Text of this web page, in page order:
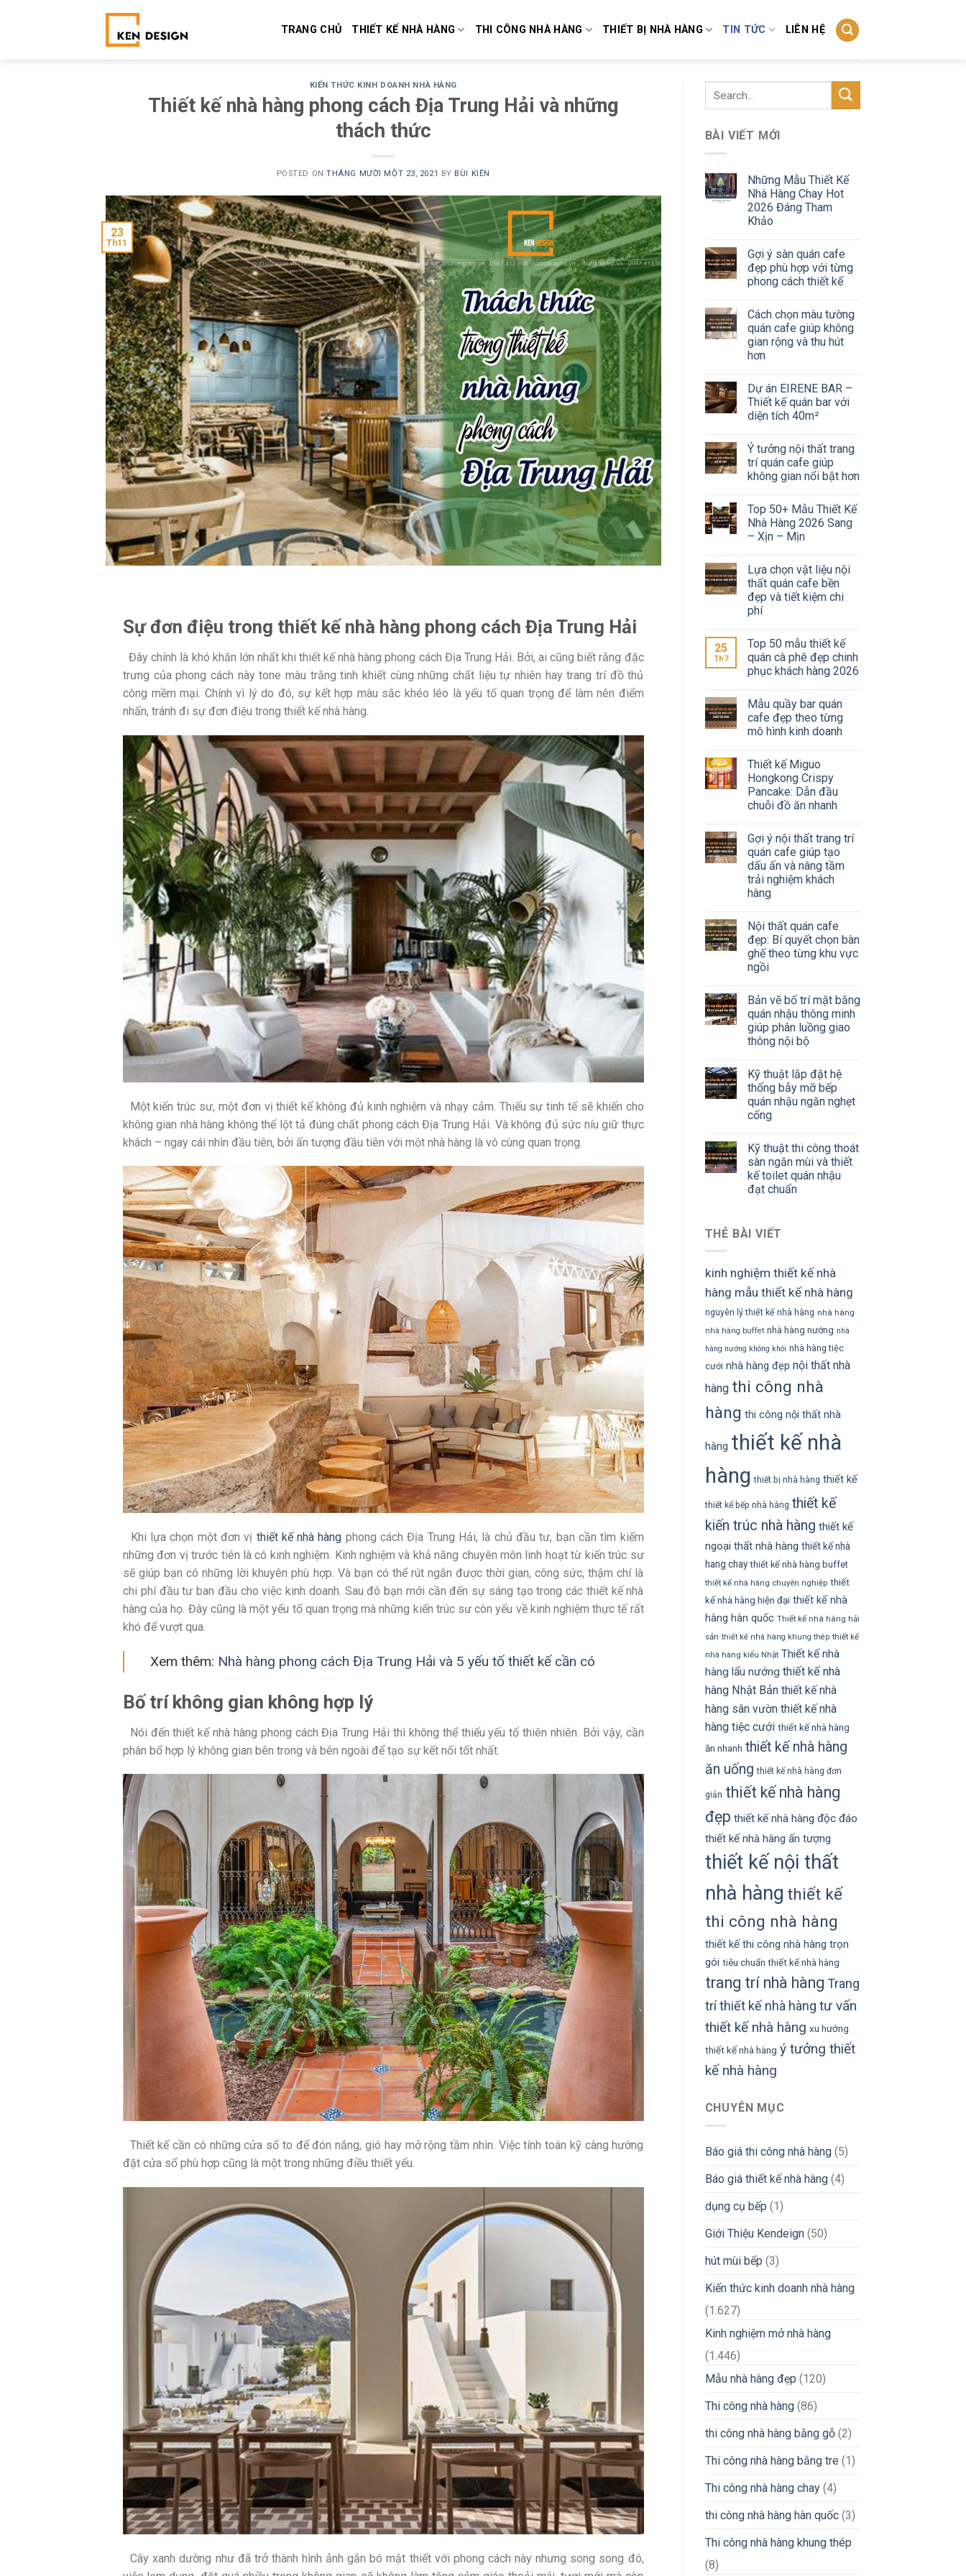
TRANG CHỦ THIẾT KẾ NHÀ HÀNG THI CÔNG NHÀ HÀNG THIẾT BỊ NHÀ HÀNG TIN TỨC LIÊN HỆ
KIẾN THỨC KINH DOANH NHÀ HÀNG
Thiết kế nhà hàng phong cách Địa Trung Hải và những
thách thức
POSTED ONTHÁNG MƯỜI MỘT 23, 2021 BY BÙI KIÊN
23
Th11
Sự đơn điệu trong thiết kế nhà hàng phong cách Địa Trung Hải
Đây chính là khó khăn lớn nhất khi thiết kế nhà hàng phong cách Địa Trung Hải. Bởi, ai cũng biết rằng đặc
trưng của phong cách này tone màu trắng tinh khiết cùng những chất liệu tự nhiên hay trang trí đồ thủ
công mềm mại. Chính vì lý do đó, sự kết hợp màu sắc khéo léo là yếu tố quan trọng để làm nên điểm
nhấn, tránh đi sự đơn điệu trong thiết kế nhà hàng.
Một kiến trúc sư, một đơn vị thiết kế không đủ kinh nghiệm và nhạy cảm. Thiếu sự tinh tế sẽ khiến cho
không gian nhà hàng không thể lột tả đúng chất phong cách Địa Trung Hải. Và không đủ sức níu giữ thực
khách – ngay cái nhìn đầu tiên, bởi ấn tượng đầu tiên với một nhà hàng là vô cùng quan trọng.
Khi lựa chọn một đơn vị thiết kế nhà hàng phong cách Địa Trung Hải, là chủ đầu tư, bạn cần tìm kiếm
những đơn vị trước tiên là có kinh nghiệm. Kinh nghiệm và khả năng chuyên môn linh hoạt từ kiến trúc sư
sẽ giúp bạn có những lời khuyên phù hợp. Và bạn có thể rút ngắn được thời gian, công sức, thậm chí là
chi phí đầu tư ban đầu cho việc kinh doanh. Sau đó bạn mới cần đến sự sáng tạo trong các thiết kế nhà
hàng của họ. Đây cũng là một yếu tố quan trọng mà những kiến trúc sư còn yếu về kinh nghiệm thực tế rất
khó để vượt qua.
Xem thêm: Nhà hàng phong cách Địa Trung Hải và 5 yếu tố thiết kế cần có
Bố trí không gian không hợp lý
Nói đến thiết kế nhà hàng phong cách Địa Trung Hải thì không thể thiếu yếu tố thiên nhiên. Bởi vậy, cần
phân bổ hợp lý không gian bên trong và bên ngoài để tạo sự kết nối tốt nhất.
Thiết kế cần có những cửa sổ to để đón nắng, gió hay mở rộng tầm nhìn. Việc tính toán kỹ càng hướng
đặt cửa sổ phù hợp cũng là một trong những điều thiết yếu.
Cây xanh dường như đã trở thành hình ảnh gắn bó mật thiết với phong cách này nhưng song song đó,
BÀI VIẾT MỚI
Những Mẫu Thiết Kế
Nhà Hàng Chay Hot
2026 Đáng Tham
Khảo
Gợi ý sàn quán cafe
đẹp phù hợp với từng
phong cách thiết kế
Cách chọn màu tường
quán cafe giúp không
gian rộng và thu hút
hơn
Dự án EIRENE BAR –
Thiết kế quán bar với
diện tích 40m²
Ý tưởng nội thất trang
trí quán cafe giúp
không gian nổi bật hơn
Top 50+ Mẫu Thiết Kế
Nhà Hàng 2026 Sang
– Xịn – Mịn
Lựa chọn vật liệu nội
thất quán cafe bền
đẹp và tiết kiệm chi
phí
25
Th7
Top 50 mẫu thiết kế
quán cà phê đẹp chinh
phục khách hàng 2026
Mẫu quầy bar quán
cafe đẹp theo từng
mô hình kinh doanh
Thiết kế Miguo
Hongkong Crispy
Pancake: Dẫn đầu
chuỗi đồ ăn nhanh
Gợi ý nội thất trang trí
quán cafe giúp tạo
dấu ấn và nâng tầm
trải nghiệm khách
hàng
Nội thất quán cafe
đẹp: Bí quyết chọn bàn
ghế theo từng khu vực
ngồi
Bản vẽ bố trí mặt bằng
quán nhậu thông minh
giúp phân luồng giao
thông nội bộ
Kỹ thuật lắp đặt hệ
thống bẫy mỡ bếp
quán nhậu ngăn nghẹt
cống
Kỹ thuật thi công thoát
sàn ngăn mùi và thiết
kế toilet quán nhậu
đạt chuẩn
THẺ BÀI VIẾT
kinh nghiệm thiết kế nhà
hàng mẫu thiết kế nhà hàng
nguyên lý thiết kế nhà hàng nhà hàng
nhà hàng buffet nhà hàng nướng nhà
hàng nướng không khói nhà hàng tiệc
cưới nhà hàng đẹp nội thất nhà
hàng thi công nhà
hàng thi công nội thất nhà
hàng thiết kế nhà
hàng thiết bị nhà hàng thiết kế
thiết kế bếp nhà hàng thiết kế
kiến trúc nhà hàng thiết kế
ngoại thất nhà hàng thiết kế nhà
hang chay thiết kế nhà hàng buffet
thiết kế nhà hàng chuyên nghiệp thiết
kế nhà hàng hiện đại thiết kế nhà
hàng hàn quốc Thiết kế nhà hàng hải
sản thiết kế nhà hàng khung thép thiết kế
nhà hàng kiểu Nhật Thiết kế nhà
hàng lẩu nướng thiết kế nhà
hàng Nhật Bản thiết kế nhà
hàng sân vườn thiết kế nhà
hàng tiệc cưới thiết kế nhà hàng
ăn nhanh thiết kế nhà hàng
ăn uống thiết kế nhà hàng đơn
giản thiết kế nhà hàng
đẹp thiết kế nhà hàng độc đáo
thiết kế nhà hàng ấn tượng
thiết kế nội thất
nhà hàng thiết kế
thi công nhà hàng
thiết kế thi công nhà hàng trọn
gói tiêu chuẩn thiết kế nhà hàng
trang trí nhà hàng Trang
trí thiết kế nhà hàng tư vấn
thiết kế nhà hàng xu hướng
thiết kế nhà hàng ý tưởng thiết
kế nhà hàng
CHUYÊN MỤC
Báo giá thi công nhà hàng(5)
Báo giá thiết kế nhà hàng(4)
dụng cụ bếp (1)
Giới Thiệu Kendeign(50)
hút mùi bếp (3)
Kiến thức kinh doanh nhà hàng
(1.627)
Kinh nghiệm mở nhà hàng
(1.446)
Mẫu nhà hàng đẹp (120)
Thi công nhà hàng(86)
thi công nhà hàng bằng gỗ(2)
Thi công nhà hàng bằng tre (1)
Thi công nhà hàng chay(4)
thi công nhà hàng hàn quốc(3)
Thi công nhà hàng khung thép
(8)